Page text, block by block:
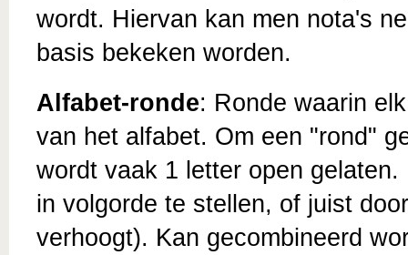
wordt. Hiervan kan men nota's
basis bekeken worden.
Alfabet-ronde: Ronde waarin
van het alfabet. Om een "rond"
wordt vaak 1 letter open
in volgorde te stellen, of juist
verhoogt). Kan gecombineerd